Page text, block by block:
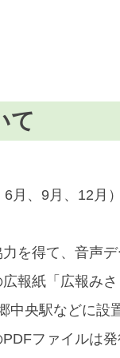
て
月、9月、12月
を得て、音声
広報紙「広報み
中央駅などに設
ファイルは